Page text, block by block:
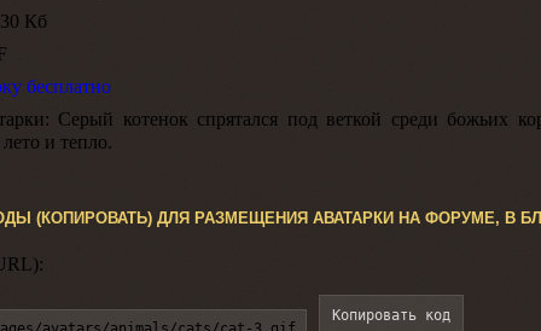
Кб
бесплатно
Серый котенок спрятался под веткой среди божьих
и тепло.
(КОПИРОВАТЬ) ДЛЯ РАЗМЕЩЕНИЯ АВАТАРКИ НА ФОРУМЕ, В
Копировать код